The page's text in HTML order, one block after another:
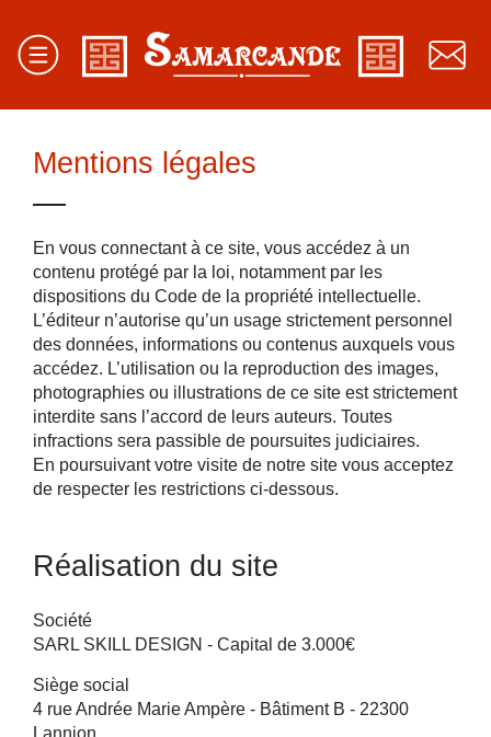
Mentions légales
En vous connectant à ce site, vous accédez à un
contenu protégé par la loi, notamment par les
dispositions du Code de la propriété intellectuelle.
L’éditeur n’autorise qu’un usage strictement personnel
des données, informations ou contenus auxquels vous
accédez. L’utilisation ou la reproduction des images,
photographies ou illustrations de ce site est strictement
interdite sans l’accord de leurs auteurs. Toutes
infractions sera passible de poursuites judiciaires.
En poursuivant votre visite de notre site vous acceptez
de respecter les restrictions ci-dessous.
Réalisation du site
Société
SARL SKILL DESIGN - Capital de 3.000€
Siège social
4 rue Andrée Marie Ampère - Bâtiment B - 22300
Lannion